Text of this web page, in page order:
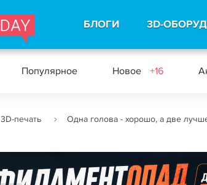
БЛОГИ 3D-
Популярное Новое +16
3D-печать Одна голова - хорошо, а две